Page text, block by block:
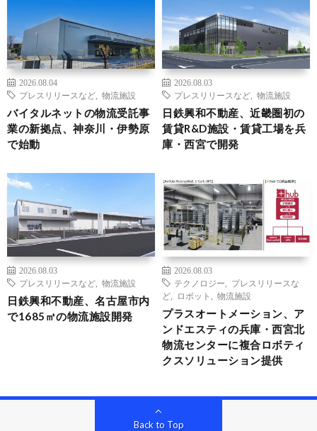
2026.08.04
プレスリリースなど
物流施設
バイタルネットの物流受託事
業の新拠点、神奈川・伊勢原
で始動
2026.08.03
プレスリリースなど
物流施設
日鉄興和不動産、近畿圏初の
賃貸R&D施設・賃貸工場を兵
庫・西宮で開発
2026.08.03
プレスリリースなど
物流施設
日鉄興和不動産、名古屋市内
で1685㎡の物流施設開発
2026.08.03
テクノロジー
プレスリリースな
ど
ロボット 物流施設
プラスオートメーション、ア
ンドエスティの兵庫・西宮北
物流センターに複合ロボティ
クスソリューション提供
Back to Top